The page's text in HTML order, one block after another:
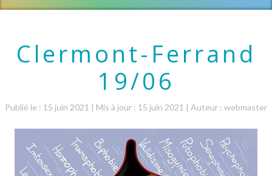
Clermont-Ferrand
19/06
Publié le : 15 juin 2021 | Mis à jour : 15 juin 2021 | Auteur : webmaster